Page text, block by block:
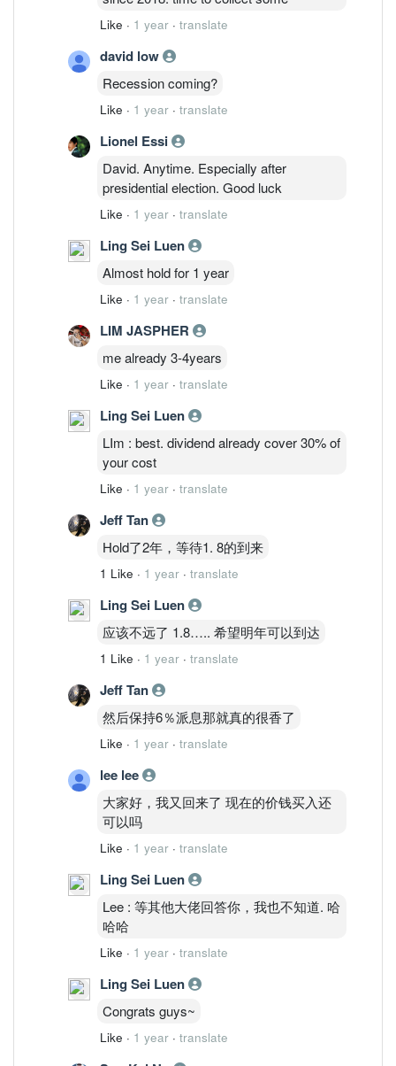
Like · 1 year · translate
david low
Recession coming?
Like · 1 year · translate
Lionel Essi
David. Anytime. Especially after
presidential election. Good luck
Like · 1 year · translate
Ling Sei Luen
Almost hold for 1 year
Like · 1 year · translate
LIM JASPHER
me already 3-4years
Like · 1 year · translate
Ling Sei Luen
LIm : best. dividend already cover 30% of
your cost
Like · 1 year · translate
Jeff Tan
Hold了2年，等待1. 8的到来
1 Like · 1 year · translate
Ling Sei Luen
应该不远了 1.8….. 希望明年可以到达
1 Like · 1 year · translate
Jeff Tan
然后保持6％派息那就真的很香了
Like · 1 year · translate
lee lee
大家好，我又回来了 现在的价钱买入还
可以吗
Like · 1 year · translate
Ling Sei Luen
Lee : 等其他大佬回答你，我也不知道. 哈
哈哈
Like · 1 year · translate
Ling Sei Luen
Congrats guys~
Like · 1 year · translate